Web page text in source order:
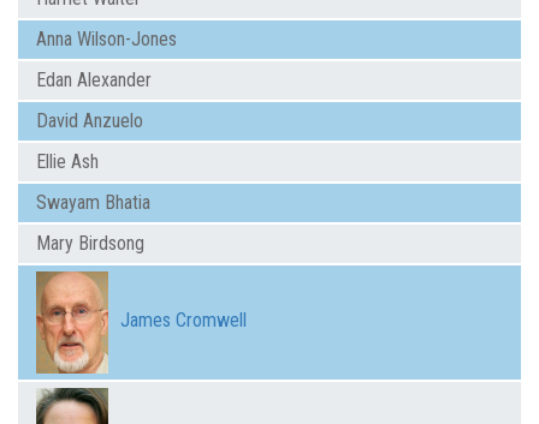
Anna Wilson-Jones
Edan Alexander
David Anzuelo
Ellie Ash
Swayam Bhatia
Mary Birdsong
James Cromwell